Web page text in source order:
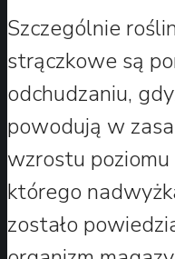
Szczególnie
strączkowe są
odchudzaniu,
powodują w
wzrostu
którego
zostało